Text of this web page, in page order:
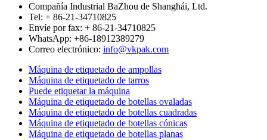
Compañía Industrial BaZhou de Shanghái, Ltd.
Tel: + 86-21-34710825
Envíe por fax: + 86-21-34710825
WhatsApp: +86-18912389279
Correo electrónico: info@vkpak.com
Máquina de etiquetado de ampollas
Máquina de etiquetado de tarros
Puede etiquetar la máquina
Máquina de etiquetado de botellas ovaladas
Máquina de etiquetado de botellas cuadradas
Máquina de etiquetado de botellas cónicas
Máquina de etiquetado de botellas planas